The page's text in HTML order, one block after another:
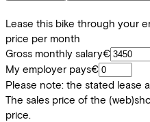
Lease this bike through your
price per month
Gross monthly salary€
My employer pays€
Please note: the stated lease
The sales price of the
price.